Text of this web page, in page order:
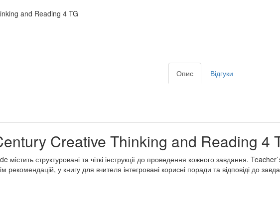
and Reading 4 TG
Опис Відгуки
Creative Thinking and Reading 4
структуровані та чіткі інструкції до проведення кожного завдання.
рекомендацій, у книгу для вчителя інтегровані корисні поради та відповіді до